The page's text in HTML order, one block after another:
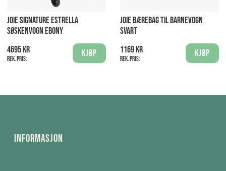
JOIE SIGNATURE ESTRELLA
SØSKENVOGN EBONY
4695 kr
Rek. pris:
Kjøp
JOIE BÆREBAG TIL BARNEVOGN
SVART
1169 kr
Rek. pris:
Kjøp
Informasjon